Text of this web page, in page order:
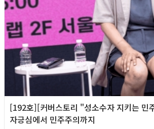
[192호][커버스토리 "성소수자 지키는 민
자긍심에서 민주주의까지